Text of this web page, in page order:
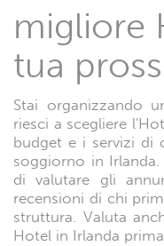
migliore
tua
Stai organizzando
riesci a scegliere
budget e i servizi di
soggiorno in
di valutare gli
recensioni di chi
struttura. Valuta
Hotel in Irlanda